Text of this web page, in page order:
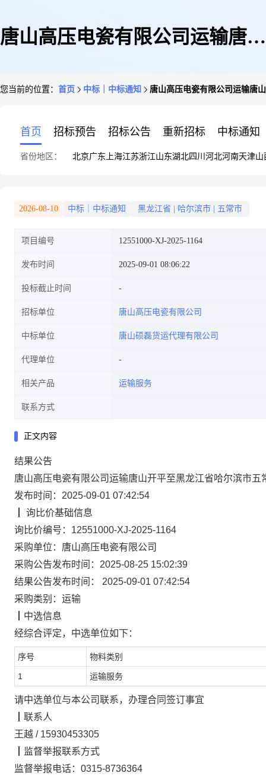
唐山高压电瓷有限公司运输唐山
您当前的位置： 首页 中标｜中标通知 唐山高压电瓷有限公司运输唐
首页 招标预告 招标公告 重新招标 中标通知
省份地区： 北京广东 上海江苏浙江山东湖北四川 河北河南天津山
2026-08-10 中标｜中标通知 黑龙江省 哈尔滨市 五常市
项目编号 12551000-XJ-2025-1164
发布时间 2025-09-01 08:06:22
投标截止时间
招标单位 唐山高压电瓷有限公司
中标单位 唐山硕磊货运代理有限公司
代理单位
相关产品 运输服务
联系方式
正文内容
结果公告
唐山高压电瓷有限公司运输唐山开平至黑龙江省哈尔滨市五
发布时间：2025-09-01 07:42:54
询比价基础信息
询比价编号： 12551000-XJ-2025-1164
采购单位： 唐山高压电瓷有限公司
采购公告发布时间： 2025-08-25 15:02:39
结果公告发布时间：
2025-09-01 07:42:54
采购类别： 运输
中选信息
经综合评定， 中选单位如下：
序号 物料类别
1 运输服务
请中选单位与本公司联系，办理合同签订事宜
联系人
王越 / 15930453305
监督举报联系方式
监督举报电话： 0315-8736364